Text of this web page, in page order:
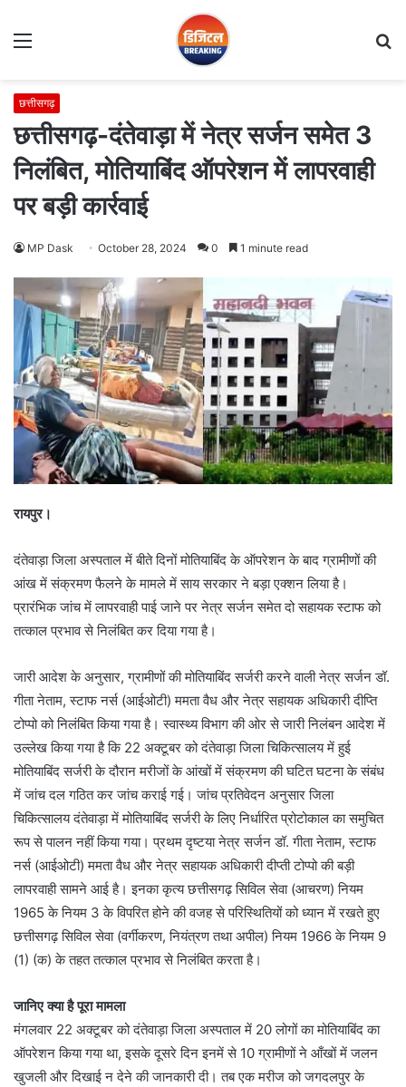
Menu
छत्तीसगढ़
छत्तीसगढ़-दंतेवाड़ा में नेत्र सर्जन समेत 3
निलंबित, मोतियाबिंद ऑपरेशन में लापरवाही
पर बड़ी कार्रवाई
MP Dask October 28, 2024 0 1 minute read
रायपुर।
दंतेवाड़ा जिला अस्पताल में बीते दिनों मोतियाबिंद के ऑपरेशन के बाद ग्रामीणों की
आंख में संक्रमण फैलने के मामले में साय सरकार ने बड़ा एक्शन लिया है।
प्रारंभिक जांच में लापरवाही पाई जाने पर नेत्र सर्जन समेत दो सहायक स्टाफ को
तत्काल प्रभाव से निलंबित कर दिया गया है।
जारी आदेश के अनुसार, ग्रामीणों की मोतियाबिंद सर्जरी करने वाली नेत्र सर्जन डॉ.
गीता नेताम, स्टाफ नर्स (आईओटी) ममता वैध और नेत्र सहायक अधिकारी दीप्ति
टोप्पो को निलंबित किया गया है। स्वास्थ्य विभाग की ओर से जारी निलंबन आदेश में
उल्लेख किया गया है कि 22 अक्टूबर को दंतेवाड़ा जिला चिकित्सालय में हुई
मोतियाबिंद सर्जरी के दौरान मरीजों के आंखों में संक्रमण की घटित घटना के संबंध
में जांच दल गठित कर जांच कराई गई। जांच प्रतिवेदन अनुसार जिला
चिकित्सालय दंतेवाड़ा में मोतियाबिंद सर्जरी के लिए निर्धारित प्रोटोकाल का समुचित
रूप से पालन नहीं किया गया। प्रथम दृष्टया नेत्र सर्जन डॉ. गीता नेताम, स्टाफ
नर्स (आईओटी) ममता वैध और नेत्र सहायक अधिकारी दीप्ती टोप्पो की बड़ी
लापरवाही सामने आई है। इनका कृत्य छत्तीसगढ़ सिविल सेवा (आचरण) नियम
1965 के नियम 3 के विपरित होने की वजह से परिस्थितियों को ध्यान में रखते हुए
छत्तीसगढ़ सिविल सेवा (वर्गीकरण, नियंत्रण तथा अपील) नियम 1966 के नियम 9
(1) (क) के तहत तत्काल प्रभाव से निलंबित करता है।
जानिए क्या है पूरा मामला
मंगलवार 22 अक्टूबर को दंतेवाड़ा जिला अस्पताल में 20 लोगों का मोतियाबिंद का
ऑपरेशन किया गया था, इसके दूसरे दिन इनमें से 10 ग्रामीणों ने आँखों में जलन
खुजली और दिखाई न देने की जानकारी दी। तब एक मरीज को जगदलपुर के